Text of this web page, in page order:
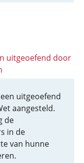
uitgeoefend door
uitgeoefend
aangesteld.
de
in de
van hunne